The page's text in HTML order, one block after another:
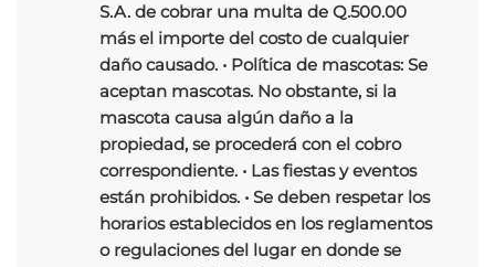
S.A. de cobrar una multa de Q.500.00
más el importe del costo de cualquier
daño causado. • Política de mascotas: Se
aceptan mascotas. No obstante, si la
mascota causa algún daño a la
propiedad, se procederá con el cobro
correspondiente. • Las fiestas y eventos
están prohibidos. • Se deben respetar los
horarios establecidos en los reglamentos
o regulaciones del lugar en donde se